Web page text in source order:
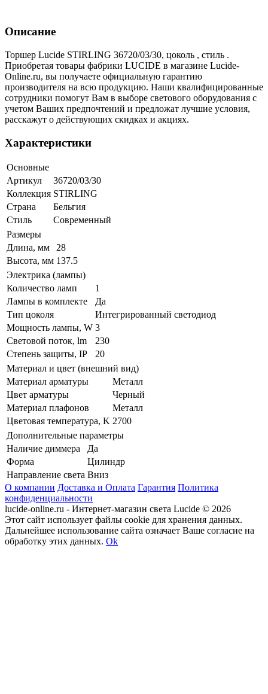
Описание
Торшер Lucide STIRLING 36720/03/30, цоколь , стиль .
Приобретая товары фабрики LUCIDE в магазине Lucide-
Online.ru, вы получаете официальную гарантию
производителя на всю продукцию. Наши квалифицированные
сотрудники помогут Вам в выборе светового оборудования с
учетом Ваших предпочтений и предложат лучшие условия,
расскажут о действующих скидках и акциях.
Характеристики
Основные
Артикул
36720/03/30
Коллекция STIRLING
Страна
Бельгия
Стиль
Современный
Размеры
Длина, мм
28
Высота, мм 137.5
Электрика (лампы)
Количество ламп
1
Лампы в комплекте
Да
Тип цоколя
Интегрированный светодиод
Мощность лампы, W 3
Световой поток, lm
230
Степень защиты, IP
20
Материал и цвет (внешний вид)
Материал арматуры
Металл
Цвет арматуры
Черный
Материал плафонов
Металл
Цветовая температура, K 2700
Дополнительные параметры
Наличие диммера
Да
Форма
Цилиндр
Направление света Вниз
О компании Доставка и Оплата Гарантия Политика
конфиденциальности
lucide-online.ru - Интернет-магазин света Lucide © 2026
Этот сайт использует файлы cookie для хранения данных.
Дальнейшее использование сайта означает Ваше согласие на
обработку этих данных. Ok